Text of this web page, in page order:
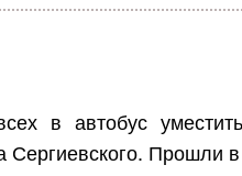
в автобус
Сергиевского. Прошли